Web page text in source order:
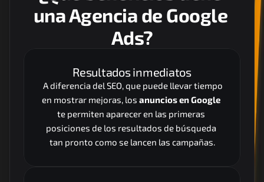
una Agencia de Google
Ads?
Resultados inmediatos
A diferencia del SEO, que puede llevar tiempo
en mostrar mejoras, los anuncios en Google
te permiten aparecer en las primeras
posiciones de los resultados de búsqueda
tan pronto como se lancen las campañas.